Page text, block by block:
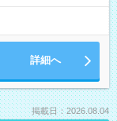
詳細へ
掲載日：2026.08.04